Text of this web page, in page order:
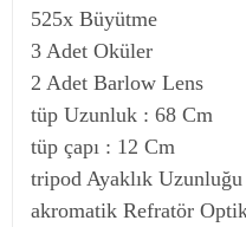
525x Büyütme
3 Adet Oküler
2 Adet Barlow Lens
tüp Uzunluk : 68 Cm
tüp çapı : 12 Cm
tripod Ayaklık
akromatik Refratör